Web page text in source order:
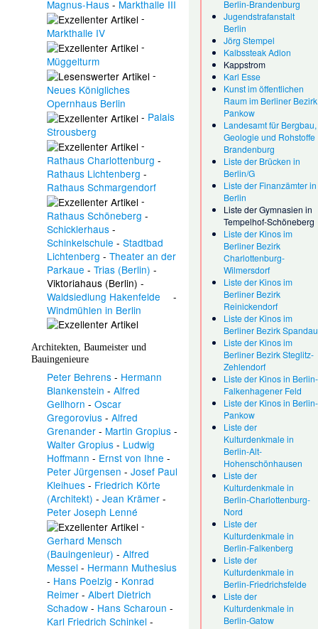
Magnus-Haus- Markthalle III
-
Markthalle IV
-
Müggelturm
-
Neues Königliches
Opernhaus Berlin
- Palais
Strousberg
-
Rathaus Charlottenburg -
Rathaus Lichtenberg -
Rathaus Schmargendorf
-
Rathaus Schöneberg -
Schicklerhaus-
Schinkelschule - Stadtbad
Lichtenberg - Theater an der
Parkaue - Trias (Berlin) -
Viktoriahaus (Berlin) -
Waldsiedlung Hakenfelde
-
Windmühlen in Berlin
Architekten, Baumeister und
Bauingenieure
Peter Behrens- Hermann
Blankenstein - Alfred
Gellhorn - Oscar
Gregorovius- Alfred
Grenander- Martin Gropius-
Walter Gropius- Ludwig
Hoffmann - Ernst von Ihne -
Peter Jürgensen - Josef Paul
Kleihues- Friedrich Körte
(Architekt) - Jean Krämer-
Peter Joseph Lenné
-
Gerhard Mensch
(Bauingenieur) - Alfred
Messel - Hermann Muthesius
- Hans Poelzig - Konrad
Reimer- Albert Dietrich
Schadow- Hans Scharoun -
Karl Friedrich Schinkel -
Berlin-Brandenburg
Jugendstrafanstalt
Berlin
Jörg Stempel
Kalbssteak Adlon
Kappstrom
Karl Esse
Kunst im öffentlichen
Raum im Berliner Bezirk
Pankow
Landesamt für Bergbau,
Geologie und Rohstoffe
Brandenburg
Liste der Brücken in
Berlin/G
Liste der Finanzämter in
Berlin
Liste der Gymnasien in
Tempelhof-Schöneberg
Liste der Kinos im
Berliner Bezirk
Charlottenburg-
Wilmersdorf
Liste der Kinos im
Berliner Bezirk
Reinickendorf
Liste der Kinos im
Berliner Bezirk Spandau
Liste der Kinos im
Berliner Bezirk Steglitz-
Zehlendorf
Liste der Kinos in Berlin-
Falkenhagener Feld
Liste der Kinos in Berlin-
Pankow
Liste der
Kulturdenkmale in
Berlin-Alt-
Hohenschönhausen
Liste der
Kulturdenkmale in
Berlin-Charlottenburg-
Nord
Liste der
Kulturdenkmale in
Berlin-Falkenberg
Liste der
Kulturdenkmale in
Berlin-Friedrichsfelde
Liste der
Kulturdenkmale in
Berlin-Gatow